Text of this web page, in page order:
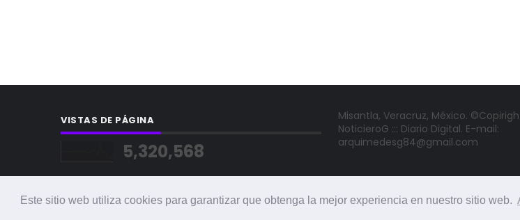
Este sitio web utiliza cookies para garantizar que obtenga la mejor experiencia en nuestro sitio web.
VISTAS DE PÁGINA
5,320,568
Misantla, Veracruz, México.
NoticieroG ::: Diario Digital. E-mail:
arquimedesg84@gmail.com